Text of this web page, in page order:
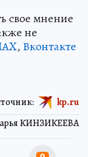
свое мнение
не
, Вконтакте
КИНЗИКЕЕВА
kp.ru